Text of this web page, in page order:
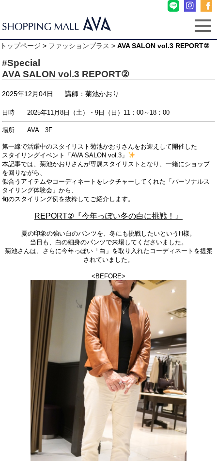
トップページ > ファッションプラス > AVA SALON vol.3 REPORT②
#Special
AVA SALON vol.3 REPORT②
2025年12月04日 講師：菊池かおり
日時 2025年11月8日（土）・9日（日）11：00～18：00
場所 AVA 3F
第一線で活躍中のスタイリスト菊池かおりさんをお迎えして開催した
スタイリングイベント「AVA SALON vol.3」
本記事では、菊池かおりさんが専属スタイリストとなり、一緒にショップ
を回りながら、
似合うアイテムやコーディネートをレクチャーしてくれた 「パーソナルス
タイリング体験会」から、
旬のスタイリング例を抜粋してご紹介します。
REPORT②『今年っぽい冬の白に挑戦！』
夏の印象の強い白のパンツを、冬にも挑戦したいというH様。
当日も、白の細身のパンツで来場してくださいました。
菊池さんは、さらに今年っぽい「白」を取り入れたコーディネートを提案
されていました。
<BEFORE>